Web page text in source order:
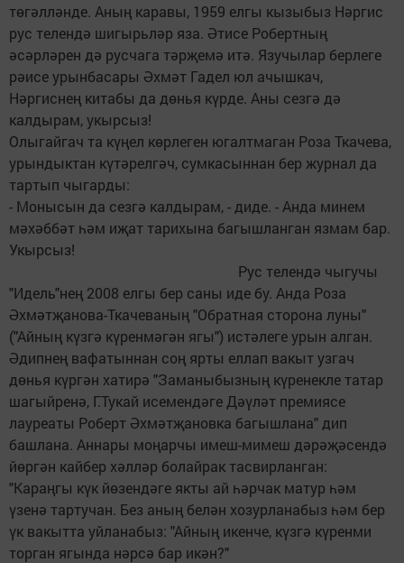
төгәлләнде. Аның каравы, 1959 елгы кызыбыз Нәргис
рус телендә шигырьләр яза. Әтисе Робертның
әсәрләрен дә русчага тәрҗемә итә. Язучылар берлеге
рәисе урынбасары Әхмәт Гадел юл ачышкач,
Нәргиснең китабы да дөнья күрде. Аны сезгә дә
калдырам, укырсыз!
Олыгайгач та күңел көрлеген югалтмаган Роза Ткачева,
урындыктан күтәрелгәч, сумкасыннан бер журнал да
тартып чыгарды:
- Монысын да сезгә калдырам, - диде. - Анда минем
мәхәббәт һәм иҗат тарихына багышланган язмам бар.
Укырсыз!
Рус телендә чыгучы
"Идель"нең 2008 елгы бер саны иде бу. Анда Роза
Әхмәтҗанова-Ткачеваның "Обратная сторона луны"
("Айның күзгә күренмәгән ягы") истәлеге урын алган.
Әдипнең вафатыннан соң ярты еллап вакыт узгач
дөнья күргән хатирә "Заманыбызның күренекле татар
шагыйренә, Г.Тукай исемендәге Дәүләт премиясе
лауреаты Роберт Әхмәтҗановка багышлана" дип
башлана. Аннары моңарчы имеш-мимеш дәрәҗәсендә
йөргән кайбер хәлләр болайрак тасвирланган:
"Караңгы күк йөзендәге якты ай һәрчак матур һәм
үзенә тартучан. Без аның белән хозурланабыз һәм бер
үк вакытта уйланабыз: "Айның икенче, күзгә күренми
торган ягында нәрсә бар икән?"